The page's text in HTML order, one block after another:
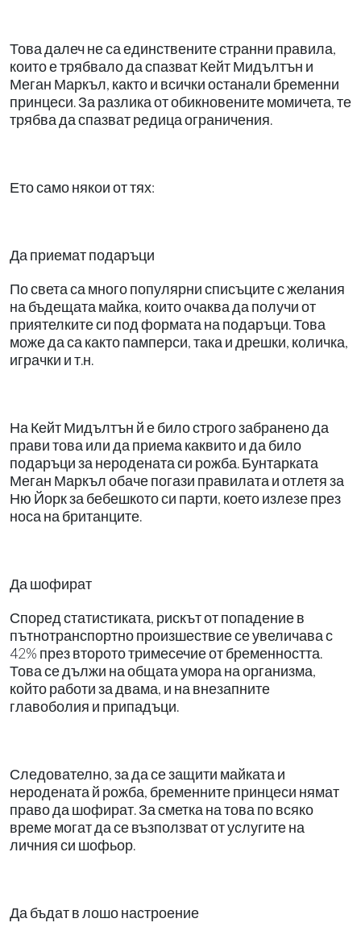
Това далеч не са единствените странни правила,
които е трябвало да спазват Кейт Мидълтън и
Меган Маркъл, както и всички останали бременни
принцеси. За разлика от обикновените момичета, те
трябва да спазват редица ограничения.
Ето само някои от тях:
Да приемат подаръци
По света са много популярни списъците с желания
на бъдещата майка, които очаква да получи от
приятелките си под формата на подаръци. Това
може да са както памперси, така и дрешки, количка,
играчки и т.н.
На Кейт Мидълтън й е било строго забранено да
прави това или да приема каквито и да било
подаръци за неродената си рожба. Бунтарката
Меган Маркъл обаче погази правилата и отлетя за
Ню Йорк за бебешкото си парти, което излезе през
носа на британците.
Да шофират
Според статистиката, рискът от попадение в
пътнотранспортно произшествие се увеличава с
42% през второто тримесечие от бременността.
Това се дължи на общата умора на организма,
който работи за двама, и на внезапните
главоболия и припадъци.
Следователно, за да се защити майката и
неродената й рожба, бременните принцеси нямат
право да шофират. За сметка на това по всяко
време могат да се възползват от услугите на
личния си шофьор.
Да бъдат в лошо настроение